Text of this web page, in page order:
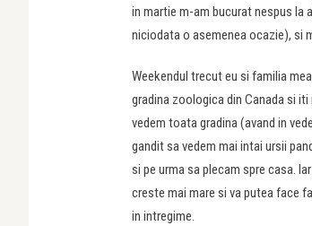
in martie m-am bucurat nespus la
niciodata o asemenea ocazie), si
Weekendul trecut eu si familia
gradina zoologica din Canada si
vedem toata gradina (avand in
gandit sa vedem mai intai ursii
si pe urma sa plecam spre casa.
creste mai mare si va putea face
in intregime.